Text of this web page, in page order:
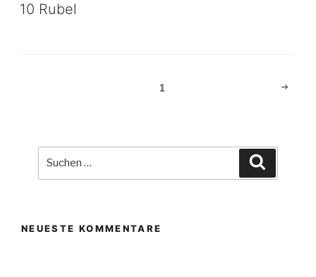
10 Rubel
1
NEUESTE KOMMENTARE